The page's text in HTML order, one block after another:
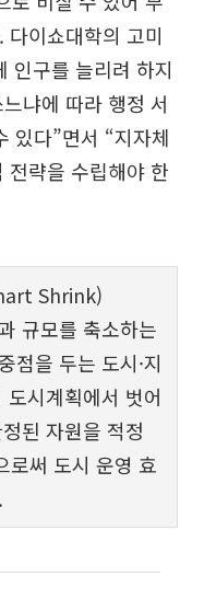
이쇼대학의 고미
인구를 늘리려 하지
냐에 따라 행정 서
있다”면서 “지자체
전략을 수립해야 한
Shrink)
규모를 축소하는
점을 두는 도시·지
시계획에서 벗어
된 자원을 적정
로써 도시 운영 효